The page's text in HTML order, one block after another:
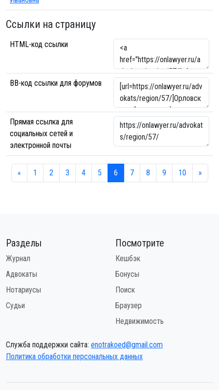
Ссылки на страницу
HTML-код ссылки
BB-код ссылки для форумов
Прямая ссылка для
социальных сетей и
электронной почты
« 1 2 3 4 5 6 7 8 9 10 »
Разделы
Журнал
Адвокаты
Нотариусы
Судьи
Посмотрите
Кешбэк
Бонусы
Поиск
Браузер
Недвижимость
Служба поддержки сайта: enotrakoed@gmail.com
Политика обработки персональных данных